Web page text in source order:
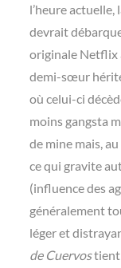
l’heure
devrait
originale Netflix
demi-sœur
où celui-ci
moins gangsta
de mine mais,
ce qui gravite
(influence des
généralement
léger et
de Cuervostient